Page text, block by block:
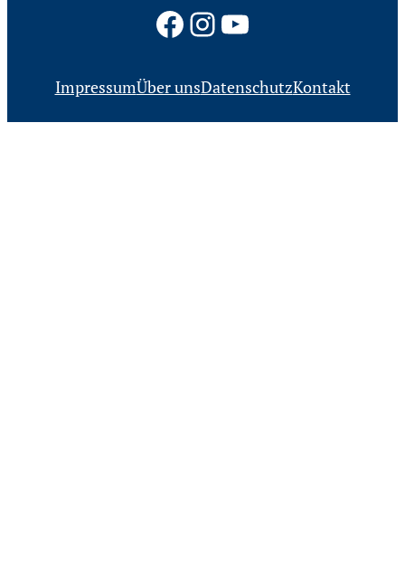
Facebook
Instagram
YouTube
ImpressumÜber unsDatenschutzKontakt